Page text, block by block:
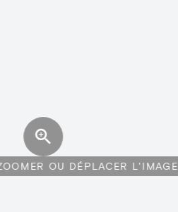
OU DÉPLACER L'IMAGE